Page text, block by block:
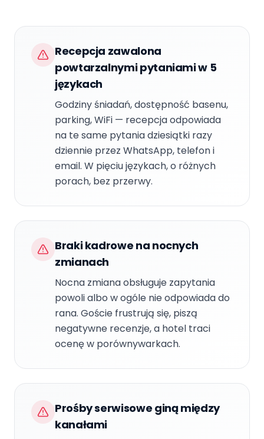
Recepcja zawalona
powtarzalnymi pytaniami w 5
językach
Godziny śniadań, dostępność basenu,
parking, WiFi — recepcja odpowiada
na te same pytania dziesiątki razy
dziennie przez WhatsApp, telefon i
email. W pięciu językach, o różnych
porach, bez przerwy.
Braki kadrowe na nocnych
zmianach
Nocna zmiana obsługuje zapytania
powoli albo w ogóle nie odpowiada do
rana. Goście frustrują się, piszą
negatywne recenzje, a hotel traci
ocenę w porównywarkach.
Prośby serwisowe giną między
kanałami